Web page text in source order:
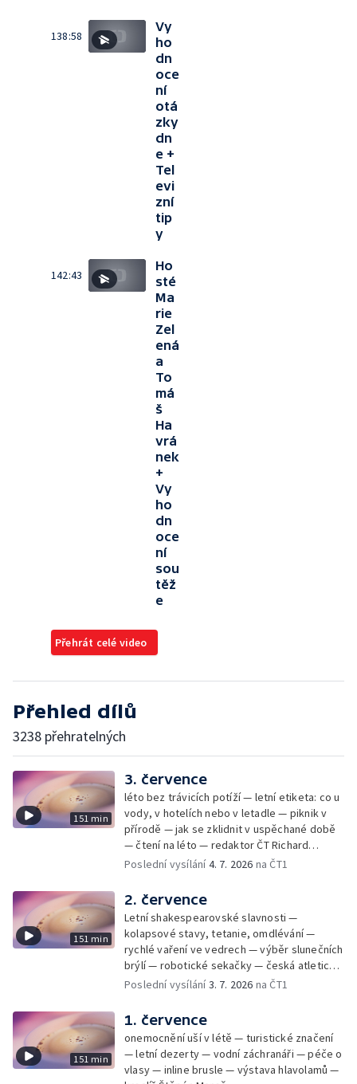
138:58
Vy
ho
dn
oce
ní
otá
zky
dn
e +
Tel
evi
zní
tip
y
142:43
Ho
sté
Ma
rie
Zel
ená
a
To
má
š
Ha
vrá
nek
+
Vy
ho
dn
oce
ní
sou
těž
e
Přehrát celé video
Přehled dílů
3238 přehratelných
151 min
3. července
léto bez trávicích potíží — letní etiketa: co u
vody, v hotelích nebo v letadle — piknik v
přírodě — jak se zklidnit v uspěchané době
— čtení na léto — redaktor ČT Richard
Samko
Poslední vysílání4. 7. 2026 na ČT1
151 min
2. července
Letní shakespearovské slavnosti —
kolapsové stavy, tetanie, omdlévání —
rychlé vaření ve vedrech — výběr slunečních
brýlí — robotické sekačky — česká atletická
rekordmanka — psí seriál: výmarský
Poslední vysílání3. 7. 2026 na ČT1
151 min
1. července
onemocnění uší v létě — turistické značení
— letní dezerty — vodní záchranáři — péče o
vlasy — inline brusle — výstava hlavolamů —